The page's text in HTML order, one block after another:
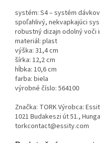
systém: S4 – systém
spoľahlivý, nekvapkajúci
robustný dizajn odolný voči
materiál: plast
výška: 31,4 cm
šírka: 12,2 cm
hĺbka: 10,6 cm
farba: biela
výrobné číslo: 564100
Značka: TORK Výrobca:
1021 Budakeszi út 51.,
torkcontact@essity.com